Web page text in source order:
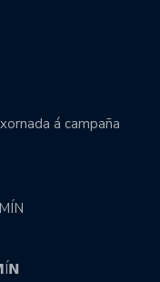
á campaña